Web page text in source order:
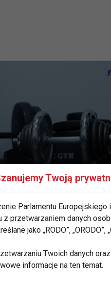
Koks z
siłowni!
Twoją
Parlamentu
przetwarzaniem danych
jako „RODO”, „ORODO”,
Twoich danych
informacje na ten temat.